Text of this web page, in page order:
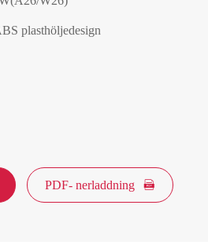
plasthöljedesign
PDF- nerladdning 